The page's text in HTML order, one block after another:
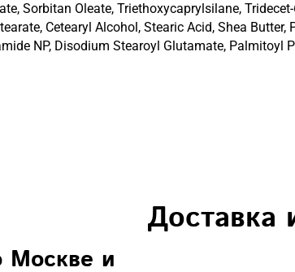
Sorbitan Oleate, Triethoxycaprylsilane,
Cetearyl Alcohol, Stearic Acid, Shea
NP, Disodium Stearoyl Glutamate,
Доставка
Москве и